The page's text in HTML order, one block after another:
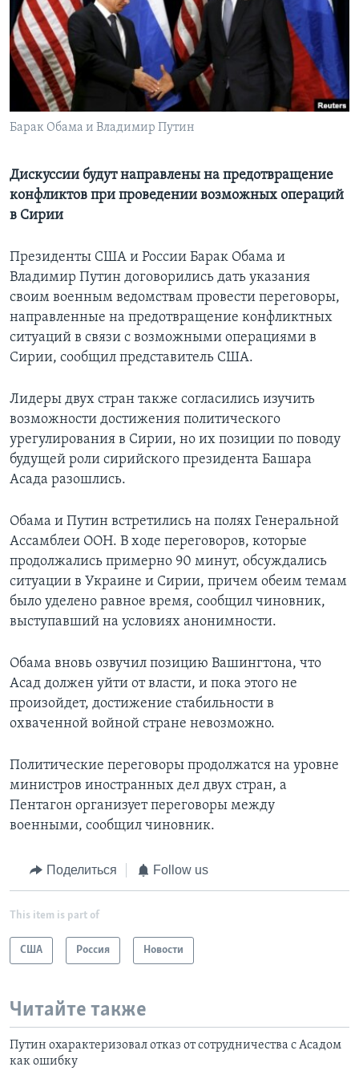
Learning English
СОЦИАЛЬНЫЕ СЕТИ
Барак Обама и Владимир Путин
Дискуссии будут направлены на предотвращение
конфликтов при проведении возможных операций
в Сирии
Президенты США и России Барак Обама и
Владимир Путин договорились дать указания
своим военным ведомствам провести переговоры,
направленные на предотвращение конфликтных
ситуаций в связи с возможными операциями в
Сирии, сообщил представитель США.
Лидеры двух стран также согласились изучить
возможности достижения политического
урегулирования в Сирии, но их позиции по поводу
будущей роли сирийского президента Башара
Асада разошлись.
Обама и Путин встретились на полях Генеральной
Ассамблеи ООН. В ходе переговоров, которые
продолжались примерно 90 минут, обсуждались
ситуации в Украине и Сирии, причем обеим темам
было уделено равное время, сообщил чиновник,
выступавший на условиях анонимности.
Обама вновь озвучил позицию Вашингтона, что
Асад должен уйти от власти, и пока этого не
произойдет, достижение стабильности в
охваченной войной стране невозможно.
Политические переговоры продолжатся на уровне
министров иностранных дел двух стран, а
Пентагон организует переговоры между
военными, сообщил чиновник.
Поделиться Follow us
This item is part of
США Россия Новости
Читайте также
Путин охарактеризовал отказ от сотрудничества с Асадом
как ошибку